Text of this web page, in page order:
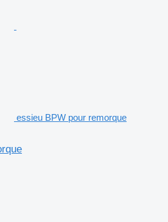
essieu BPW pour remorque